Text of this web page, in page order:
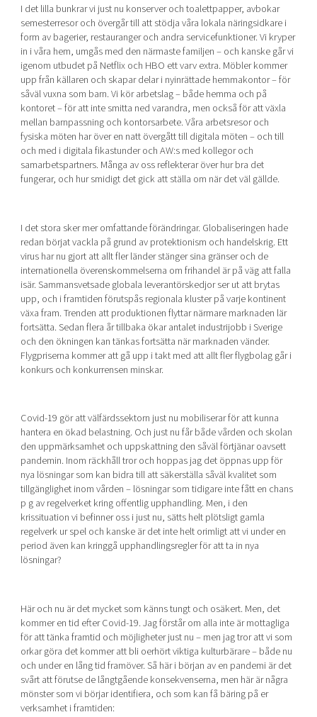
I det lilla bunkrar vi just nu konserver och toalettpapper, avbokar
semesterresor och övergår till att stödja våra lokala näringsidkare i
form av bagerier, restauranger och andra servicefunktioner. Vi kryper
in i våra hem, umgås med den närmaste familjen – och kanske går vi
igenom utbudet på Netflix och HBO ett varv extra. Möbler kommer
upp från källaren och skapar delar i nyinrättade hemmakontor – för
såväl vuxna som barn. Vi kör arbetslag – både hemma och på
kontoret – för att inte smitta ned varandra, men också för att växla
mellan barnpassning och kontorsarbete. Våra arbetsresor och
fysiska möten har över en natt övergått till digitala möten – och till
och med i digitala fikastunder och AW:s med kollegor och
samarbetspartners. Många av oss reflekterar över hur bra det
fungerar, och hur smidigt det gick att ställa om när det väl gällde.
I det stora sker mer omfattande förändringar. Globaliseringen hade
redan börjat vackla på grund av protektionism och handelskrig. Ett
virus har nu gjort att allt fler länder stänger sina gränser och de
internationella överenskommelserna om frihandel är på väg att falla
isär. Sammansvetsade globala leverantörskedjor ser ut att brytas
upp, och i framtiden förutspås regionala kluster på varje kontinent
växa fram. Trenden att produktionen flyttar närmare marknaden lär
fortsätta. Sedan flera år tillbaka ökar antalet industrijobb i Sverige
och den ökningen kan tänkas fortsätta när marknaden vänder.
Flygpriserna kommer att gå upp i takt med att allt fler flygbolag går i
konkurs och konkurrensen minskar.
Covid-19 gör att välfärdssektorn just nu mobiliserar för att kunna
hantera en ökad belastning. Och just nu får både vården och skolan
den uppmärksamhet och uppskattning den såväl förtjänar oavsett
pandemin. Inom räckhåll tror och hoppas jag det öppnas upp för
nya lösningar som kan bidra till att säkerställa såväl kvalitet som
tillgänglighet inom vården – lösningar som tidigare inte fått en chans
p g av regelverket kring offentlig upphandling. Men, i den
krissituation vi befinner oss i just nu, sätts helt plötsligt gamla
regelverk ur spel och kanske är det inte helt orimligt att vi under en
period även kan kringgå upphandlingsregler för att ta in nya
lösningar?
Här och nu är det mycket som känns tungt och osäkert. Men, det
kommer en tid efter Covid-19. Jag förstår om alla inte är mottagliga
för att tänka framtid och möjligheter just nu – men jag tror att vi som
orkar göra det kommer att bli oerhört viktiga kulturbärare – både nu
och under en lång tid framöver. Så här i början av en pandemi är det
svårt att förutse de långtgående konsekvenserna, men här är några
mönster som vi börjar identifiera, och som kan få bäring på er
verksamhet i framtiden: